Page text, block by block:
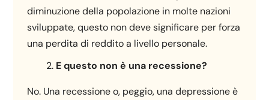
diminuzione della popolazione in molte nazioni
sviluppate, questo non deve significare per forza
una perdita di reddito a livello personale.
E questo non è una recessione?
No. Una recessione o, peggio, una depressione è